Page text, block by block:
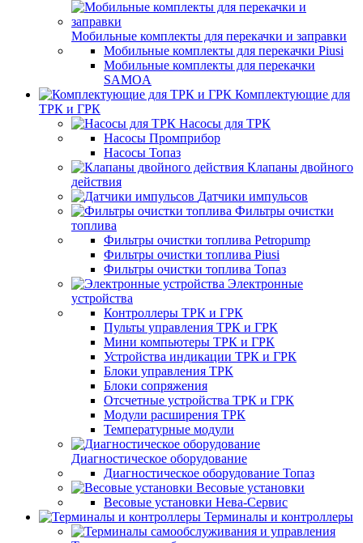
Мобильные комплекты для перекачки и заправки
Мобильные комплекты для перекачки Piusi
Мобильные комплекты для перекачки
SAMOA
Комплектующие для
ТРК и ГРК
Насосы для ТРК
Насосы Промприбор
Насосы Топаз
Клапаны двойного
действия
Датчики импульсов
Фильтры очистки
топлива
Фильтры очистки топлива Petropump
Фильтры очистки топлива Piusi
Фильтры очистки топлива Топаз
Электронные
устройства
Контроллеры ТРК и ГРК
Пульты управления ТРК и ГРК
Мини компьютеры ТРК и ГРК
Устройства индикации ТРК и ГРК
Блоки управления ТРК
Блоки сопряжения
Отсчетные устройства ТРК и ГРК
Модули расширения ТРК
Температурные модули
Диагностическое оборудование
Диагностическое оборудование Топаз
Весовые установки
Весовые установки Нева-Сервис
Терминалы и контроллеры